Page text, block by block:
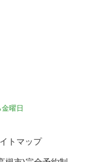
曜日
トマップ